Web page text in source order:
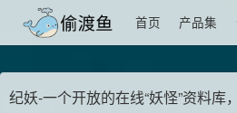
首页 产品集
纪妖-一个开放的在线“妖怪”资料库